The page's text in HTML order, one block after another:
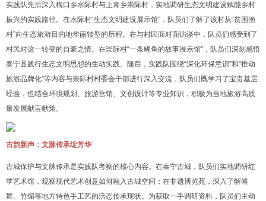
实践队先后深入梅口乡水际村与上青乡崇际村，实地调研生态文明建设赋能乡村
振兴的实践路径。在水际村“生态文明建设展示馆”，队员们了解了该村从“贫困渔
村”向生态旅游目的地华丽转型的历程。在与村民面对面访谈中，队员们感受到了
村民对这一转变的自豪之情。在崇际村“一条鲤鱼的故事展示馆”，队员们深刻感悟
泰宁县践行生态文明思想的生动实践。随后，实践队围绕“深化环保意识”和“推动
旅游品牌化”等内容与崇际村村委会干部进行深入交流，队员们既学习了宝贵基层
经验，也结合环境规划、旅游营销、文创设计等专业知识，积极为当地旅游高质
量发展献言献策。
古韵新声：文脉传承绽芳华
古城保护与文脉传承是实践队考察的核心内容。在泰宁古城，队员们实地调研红
苹艺术馆，观察现代艺术创意如何融入古城空间；在非遗博览苑，深入了解傩
舞、竹编等地方特色手工艺的活态传承现状。为获取一手调研资料，队员们主动